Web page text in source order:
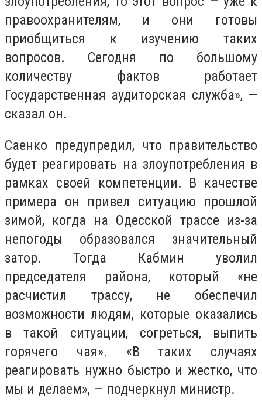
правоохранителям, и они готовы
приобщиться к изучению таких
вопросов. Сегодня по большому
количеству фактов работает
Государственная аудиторская служба», —
сказал он.
Саенко предупредил, что правительство
будет реагировать на злоупотребления в
рамках своей компетенции. В качестве
примера он привел ситуацию прошлой
зимой, когда на Одесской трассе из-за
непогоды образовался значительный
затор. Тогда Кабмин уволил
председателя района, который «не
расчистил трассу, не обеспечил
возможности людям, которые оказались
в такой ситуации, согреться, выпить
горячего чая». «В таких случаях
реагировать нужно быстро и жестко, что
мы и делаем», — подчеркнул министр.